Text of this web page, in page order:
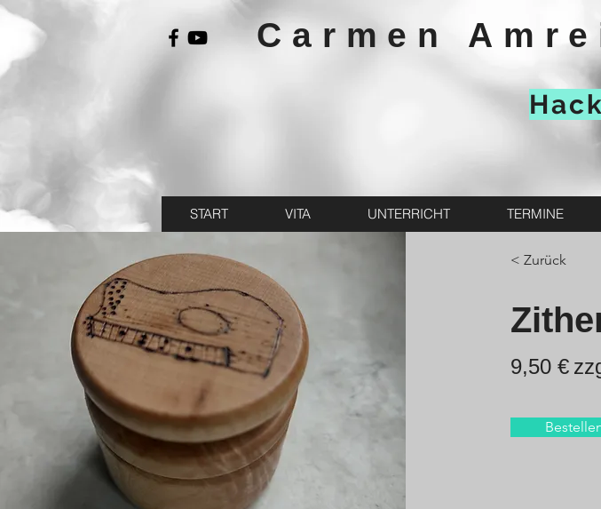
Carmen
START VITA UNTERRICHT TERMINE
< Zurück
9,50 €